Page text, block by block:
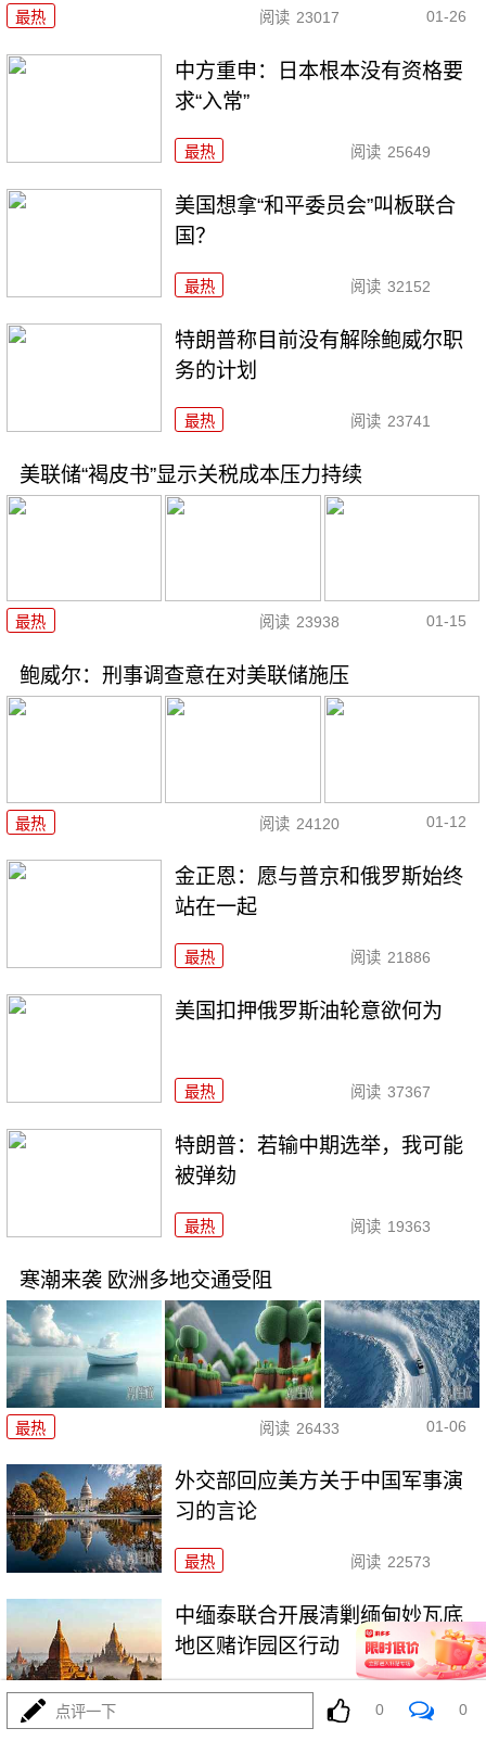
最热 阅读 23017 01-26
中方重申：日本根本没有资格要
求“入常”
最热 阅读 25649
美国想拿“和平委员会”叫板联合
国？
最热 阅读 32152
特朗普称目前没有解除鲍威尔职
务的计划
最热 阅读 23741
美联储“褐皮书”显示关税成本压力持续
最热 阅读 23938 01-15
鲍威尔：刑事调查意在对美联储施压
最热 阅读 24120 01-12
金正恩：愿与普京和俄罗斯始终
站在一起
最热 阅读 21886
美国扣押俄罗斯油轮意欲何为
最热 阅读 37367
特朗普：若输中期选举，我可能
被弹劾
最热 阅读 19363
寒潮来袭 欧洲多地交通受阻
最热 阅读 26433 01-06
外交部回应美方关于中国军事演
习的言论
最热 阅读 22573
中缅泰联合开展清剿缅甸妙瓦底
地区赌诈园区行动
最热 26462
点评一下 0 0